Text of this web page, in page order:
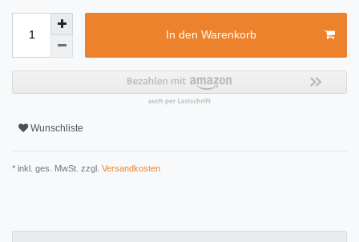
In den Warenkorb
Wunschliste
* inkl. ges. MwSt. zzgl. Versandkosten